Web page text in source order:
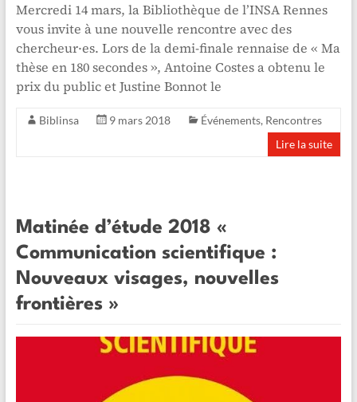
Mercredi 14 mars, la Bibliothèque de l’INSA Rennes
vous invite à une nouvelle rencontre avec des
chercheur·es. Lors de la demi-finale rennaise de « Ma
thèse en 180 secondes », Antoine Costes a obtenu le
prix du public et Justine Bonnot le
Biblinsa 9 mars 2018 Événements, Rencontres
Lire la suite
Matinée d’étude 2018 «
Communication scientifique :
Nouveaux visages, nouvelles
frontières »